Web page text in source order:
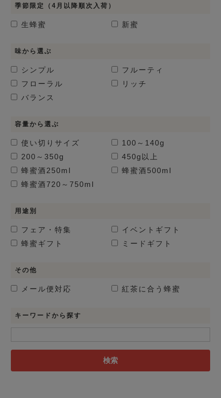
季節限定（4月以降順次入荷）
生蜂蜜 新蜜
味から選ぶ
シンプル
フルーティ
フローラル
リッチ
バランス
容量から選ぶ
使い切りサイズ
100～140g
200～350g
450g以上
蜂蜜酒 250ml 蜂蜜酒 500ml
蜂蜜酒720～750ml
用途別
フェア・特集
イベントギフト
蜂蜜ギフト
ミードギフト
その他
メール便対応 紅茶に合う蜂蜜
キーワードから探す
検索